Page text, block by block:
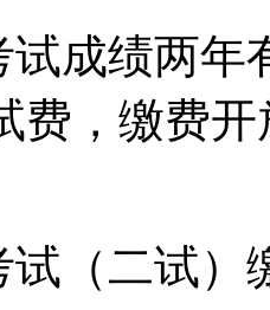
试成绩两年
费，缴费
试（二试）